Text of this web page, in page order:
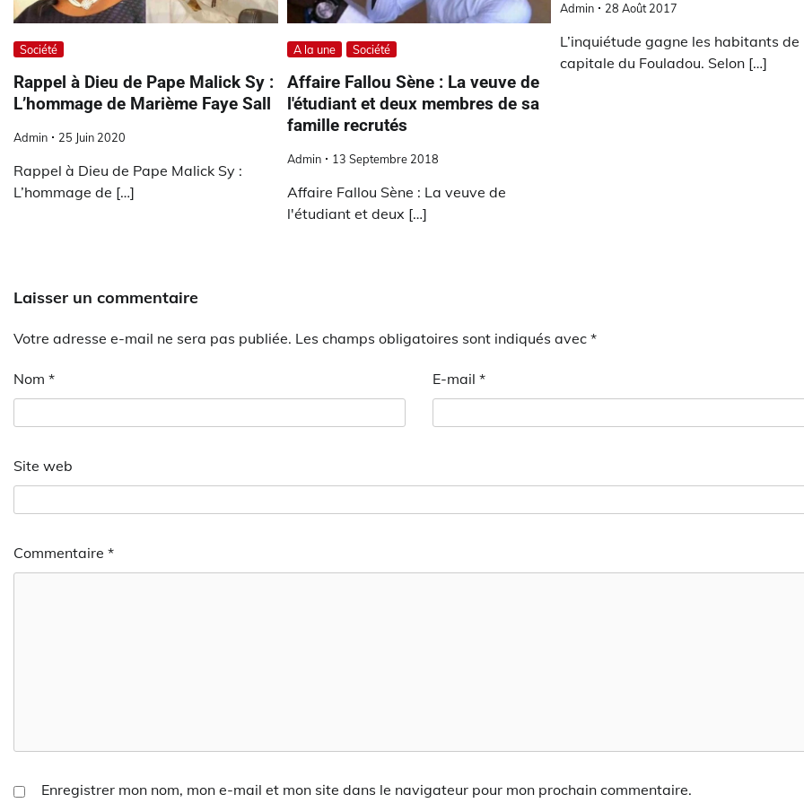
Société
Rappel à Dieu de Pape Malick Sy :
L’hommage de Marième Faye Sall
Admin 25 Juin 2020
Rappel à Dieu de Pape Malick Sy :
L’hommage de […]
A la une Société
Affaire Fallou Sène : La veuve de
l'étudiant et deux membres de sa
famille recrutés
Admin 13 Septembre 2018
Affaire Fallou Sène : La veuve de
l'étudiant et deux […]
Admin 28 Août 2017
L’inquiétude gagne les habitants de
capitale du Fouladou. Selon […]
Laisser un commentaire
Votre adresse e-mail ne sera pas publiée. Les champs obligatoires sont indiqués avec *
Nom * E-mail *
Site web
Commentaire *
Enregistrer mon nom, mon e-mail et mon site dans le navigateur pour mon prochain commentaire.